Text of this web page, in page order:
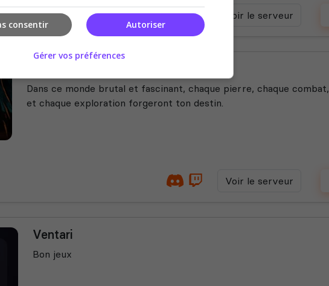
Voir le serveur
Dans ce monde brutal et fascinant, chaque pierre, chaque combat,
et chaque exploration forgeront ton destin.
Voir le serveur
Ventari
Bon jeux
Autoriser
consentir
Gérer vos préférences